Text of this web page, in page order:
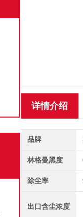
详情介绍
品牌
林格曼黑度
除尘率
出口含尘浓度